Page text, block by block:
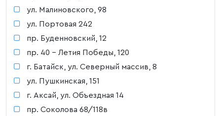
ул. Малиновского, 98
ул. Портовая 242
пр. Буденновский, 12
пр. 40 - Летия Победы, 120
г. Батайск, ул. Северный массив, 8
ул. Пушкинская, 151
г. Аксай, ул. Объездная 14
пр. Соколова 68/118в